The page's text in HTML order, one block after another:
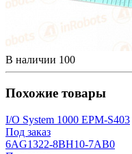
В наличии 100
Похожие товары
I/O System 1000 EPM-S403
Под заказ
6AG1322-8BH10-7AB0